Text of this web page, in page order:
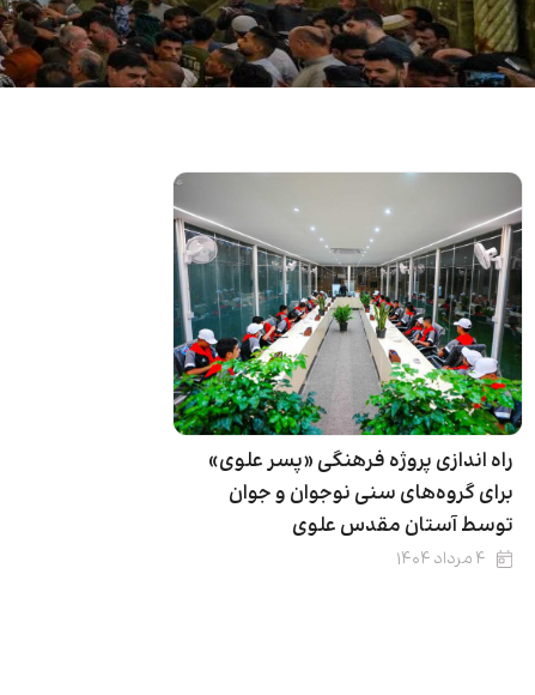
راه اندازی پروژه فرهنگی «پسر علوی»
برای گروه‌های سنی نوجوان و جوان
توسط آستان مقدس علوی
۴ مرداد ۱۴۰۴